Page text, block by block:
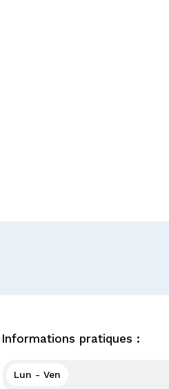
Informations pratiques :
Lun - Ven